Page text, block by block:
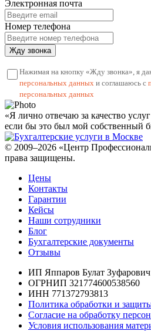
Электронная почта
Номер телефона
Жду звонка
Нажимая на кнопку «Жду звонка», я
персональных данных и соглашаюсь с
персональных данных
«Я лично отвечаю за качество
если бы это был мой собственный
© 2009–2026 «Центр
права защищены.
Цены
Контакты
Гарантии
Кейсы
Наши сотрудники
Блог
Бухгалтерские документы
Отзывы
ИП Яппаров Булат Зуфарович
ОГРНИП 321774600538560
ИНН 771372793813
Политика обработки и
Согласие на обработку
Условия использования